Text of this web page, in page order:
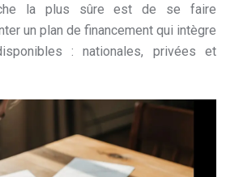
la plus sûre est de se faire
un plan de financement qui intègre
: nationales, privées et